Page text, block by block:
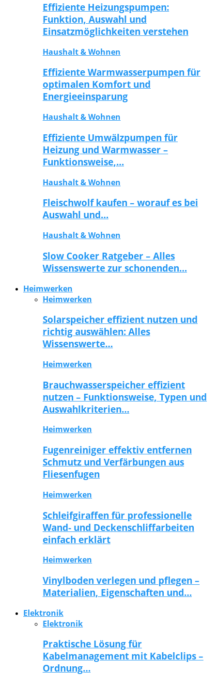
Effiziente Heizungspumpen:
Funktion, Auswahl und
Einsatzmöglichkeiten verstehen
Haushalt & Wohnen
Effiziente Warmwasserpumpen für
optimalen Komfort und
Energieeinsparung
Haushalt & Wohnen
Effiziente Umwälzpumpen für
Heizung und Warmwasser –
Funktionsweise,…
Haushalt & Wohnen
Fleischwolf kaufen – worauf es bei
Auswahl und…
Haushalt & Wohnen
Slow Cooker Ratgeber – Alles
Wissenswerte zur schonenden…
Heimwerken
Heimwerken
Solarspeicher effizient nutzen und
richtig auswählen: Alles
Wissenswerte…
Heimwerken
Brauchwasserspeicher effizient
nutzen – Funktionsweise, Typen und
Auswahlkriterien…
Heimwerken
Fugenreiniger effektiv entfernen
Schmutz und Verfärbungen aus
Fliesenfugen
Heimwerken
Schleifgiraffen für professionelle
Wand- und Deckenschliffarbeiten
einfach erklärt
Heimwerken
Vinylboden verlegen und pflegen –
Materialien, Eigenschaften und…
Elektronik
Elektronik
Praktische Lösung für
Kabelmanagement mit Kabelclips –
Ordnung…